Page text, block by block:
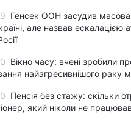
Генсек ООН засудив
але назвав ескалацією
Вікно часу: вчені зробили
найагресивнішого раку
Пенсія без стажу: скільки
який ніколи не працював